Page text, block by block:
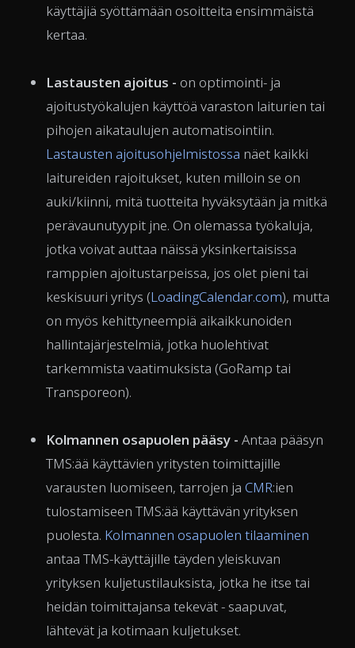
käyttäjiä syöttämään osoitteita ensimmäistä
kertaa.
Lastausten ajoitus - on optimointi- ja
ajoitustyökalujen käyttöä varaston laiturien tai
pihojen aikataulujen automatisointiin.
Lastausten ajoitusohjelmistossa näet kaikki
laitureiden rajoitukset, kuten milloin se on
auki/kiinni, mitä tuotteita hyväksytään ja mitkä
perävaunutyypit jne. On olemassa työkaluja,
jotka voivat auttaa näissä yksinkertaisissa
ramppien ajoitustarpeissa, jos olet pieni tai
keskisuuri yritys (LoadingCalendar.com), mutta
on myös kehittyneempiä aikaikkunoiden
hallintajärjestelmiä, jotka huolehtivat
tarkemmista vaatimuksista (GoRamp tai
Transporeon).
Kolmannen osapuolen pääsy - Antaa pääsyn
TMS:ää käyttävien yritysten toimittajille
varausten luomiseen, tarrojen ja CMR:ien
tulostamiseen TMS:ää käyttävän yrityksen
puolesta. Kolmannen osapuolen tilaaminen
antaa TMS-käyttäjille täyden yleiskuvan
yrityksen kuljetustilauksista, jotka he itse tai
heidän toimittajansa tekevät - saapuvat,
lähtevät ja kotimaan kuljetukset.